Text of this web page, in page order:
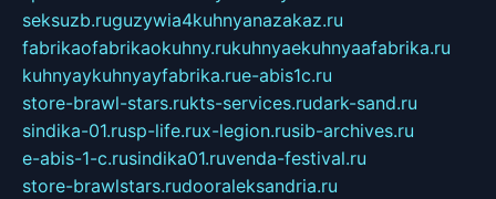
seksuzb.ruguzywia4kuhnyanazakaz.ru
fabrikaofabrikaokuhny.rukuhnyaekuhnyaafabrika.ru
kuhnyaykuhnyayfabrika.rue-abis1c.ru
store-brawl-stars.rukts-services.rudark-sand.ru
sindika-01.rusp-life.rux-legion.rusib-archives.ru
e-abis-1-c.rusindika01.ruvenda-festival.ru
store-brawlstars.rudooraleksandria.ru